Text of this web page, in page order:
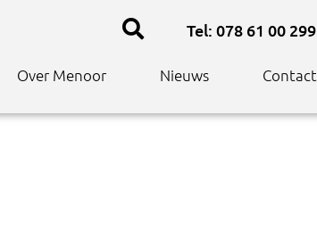
Tel: 078 61 00 299
Over Menoor Nieuws Contact